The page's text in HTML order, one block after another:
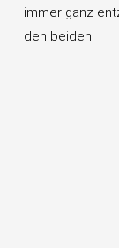
immer ganz
den beiden.